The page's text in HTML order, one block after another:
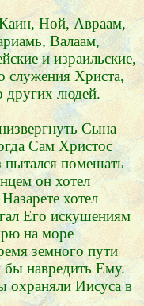
Каин, Ной, Авраам,
Валаам,
и израильские,
служения Христа,
других людей.
Сына
Сам Христос
пытался помешать
он хотел
хотел
Его искушениям
на море
земного пути
бы навредить Ему.
охраняли Иисуса в